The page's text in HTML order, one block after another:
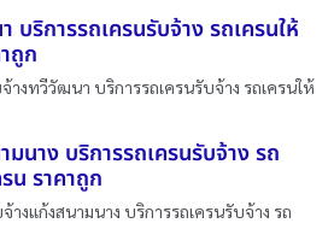
บริการรถเครนรับจ้าง รถเครนให้
ถูก
างทวีวัฒนา บริการรถเครนรับจ้าง รถเครนให้
นาง บริการรถเครนรับจ้าง รถ
รน ราคาถูก
างแก้งสนามนาง บริการรถเครนรับจ้าง รถ